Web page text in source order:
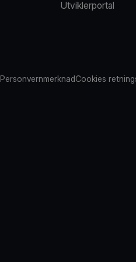
Utviklerportal
PersonvernmerknadCookies